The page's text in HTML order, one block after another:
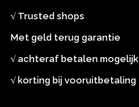
√ Trusted shops
Met geld terug garantie
√ achteraf betalen mogelijk
√ korting bij vooruitbetaling